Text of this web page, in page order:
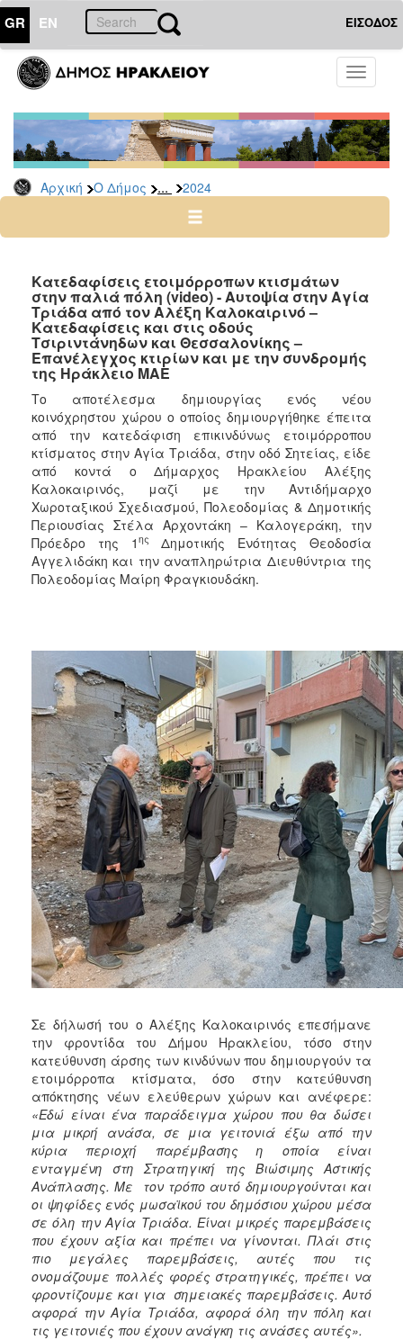
GR EN ΕΙΣΟΔΟΣ
Toggle
Αρχική Ο Δήμος ... 2024
ΔΗΜΟΣ
Δελτία
Τύπου
Αρχείο
2026
2024
2022
2021
2020
2019
2018
2017
2016
2015
2013
2012
2011
ΤΟΠΟΣ
ΠΟΛΙΤΙΣΜΟΣ
ΑΝΘΕΚΤΙΚΗ
ΠΟΛΗ
Κατεδαφίσεις ετοιμόρροπων κτισμάτων
στην παλιά πόλη (video) - Αυτοψία στην Αγία
Τριάδα από τον Αλέξη Καλοκαιρινό –
Κατεδαφίσεις και στις οδούς
Τσιριντάνηδων και Θεσσαλονίκης –
Επανέλεγχος κτιρίων και με την συνδρομής
της Ηράκλειο ΜΑΕ
Το αποτέλεσμα δημιουργίας ενός νέου
κοινόχρηστου χώρου ο οποίος δημιουργήθηκε έπειτα
από την κατεδάφιση επικινδύνως ετοιμόρροπου
κτίσματος στην Αγία Τριάδα, στην οδό Σητείας, είδε
από κοντά ο Δήμαρχος Ηρακλείου Αλέξης
Καλοκαιρινός, μαζί με την Αντιδήμαρχο
Χωροταξικού Σχεδιασμού, Πολεοδομίας & Δημοτικής
Περιουσίας Στέλα Αρχοντάκη – Καλογεράκη, την
Πρόεδρο της 1 ης
Δημοτικής Ενότητας Θεοδοσία
Αγγελιδάκη και την αναπληρώτρια Διευθύντρια της
Πολεοδομίας Μαίρη Φραγκιουδάκη.
Σε δήλωσή του ο Αλέξης Καλοκαιρινός επεσήμανε
την φροντίδα του Δήμου Ηρακλείου, τόσο στην
κατεύθυνση άρσης των κινδύνων που δημιουργούν τα
ετοιμόρροπα κτίσματα, όσο στην κατεύθυνση
απόκτησης νέων ελεύθερων χώρων και ανέφερε:
«Εδώ είναι ένα παράδειγμα χώρου που θα δώσει
μια μικρή ανάσα, σε μια γειτονιά έξω από την
κύρια περιοχή παρέμβασης η οποία είναι
ενταγμένη στη Στρατηγική της Βιώσιμης Αστικής
Ανάπλασης. Με τον τρόπο αυτό δημιουργούνται και
οι ψηφίδες ενός μωσαϊκού του δημόσιου χώρου μέσα
σε όλη την Αγία Τριάδα. Είναι μικρές παρεμβάσεις
που έχουν αξία και πρέπει να γίνονται. Πλάι στις
πιο μεγάλες παρεμβάσεις, αυτές που τις
ονομάζουμε πολλές φορές στρατηγικές, πρέπει να
φροντίζουμε και για σημειακές παρεμβάσεις. Αυτό
αφορά την Αγία Τριάδα, αφορά όλη την πόλη και
τις γειτονιές που έχουν ανάγκη τις ανάσες αυτές».